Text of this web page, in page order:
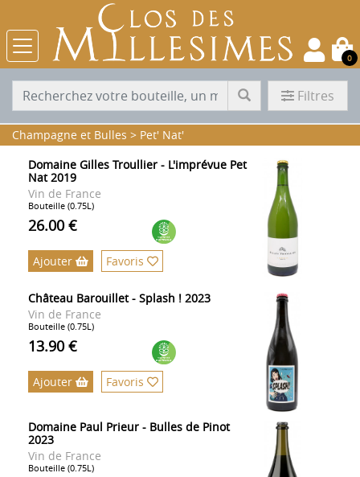
0
Filtres
Champagne et Bulles > Pet' Nat'
Domaine Gilles Troullier - L'imprévue Pet
Nat 2019
Vin de France
Bouteille (0.75L)
26.00 €
Ajouter Favoris
Château Barouillet - Splash ! 2023
Vin de France
Bouteille (0.75L)
13.90 €
Ajouter Favoris
Domaine Paul Prieur - Bulles de Pinot
2023
Vin de France
Bouteille (0.75L)